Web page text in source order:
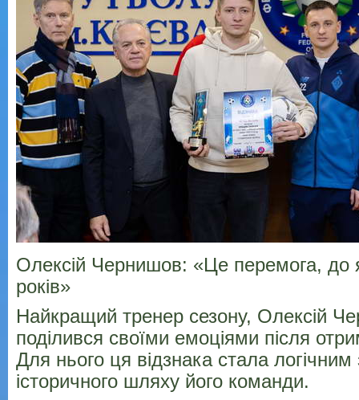
Олексій Чернишов: «Це перемога, до
років»
Найкращий тренер сезону, Олексій
поділився своїми емоціями після
Для нього ця відзнака стала
історичного шляху його команди.